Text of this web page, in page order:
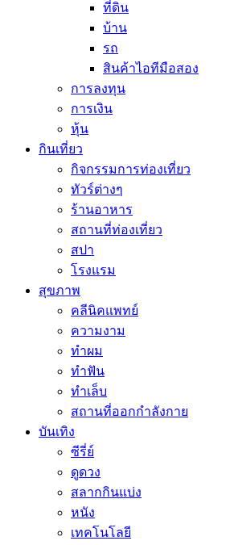
ที่ดิน
บ้าน
รถ
สินค้าไอทีมือสอง
การลงทุน
การเงิน
หุ้น
กินเที่ยว
กิจกรรมการท่องเที่ยว
ทัวร์ต่างๆ
ร้านอาหาร
สถานที่ท่องเที่ยว
สปา
โรงแรม
สุขภาพ
คลีนิคแพทย์
ความงาม
ทำผม
ทำฟัน
ทำเล็บ
สถานที่ออกกำลังกาย
บันเทิง
ซีรี่ย์
ดูดวง
สลากกินแบ่ง
หนัง
เทคโนโลยี